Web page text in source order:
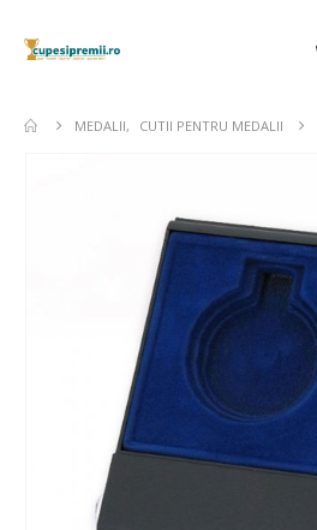
MEDALII, CUTII PENTRU MEDALII